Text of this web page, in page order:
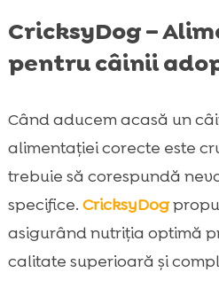
CricksyDog –
pentru câinii
Când aducem acasă un
alimentației corecte este
trebuie să corespundă
specifice. CricksyDog
asigurând nutriția optimă
calitate superioară și